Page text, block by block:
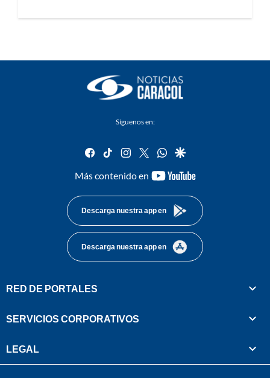
Síguenos en:
facebook
tiktok instagram
twitterwhatsapp
google
Más contenido en
youtube-
Descarga nuestra app en
Descarga nuestra app en
RED DE PORTALES
SERVICIOS CORPORATIVOS
LEGAL